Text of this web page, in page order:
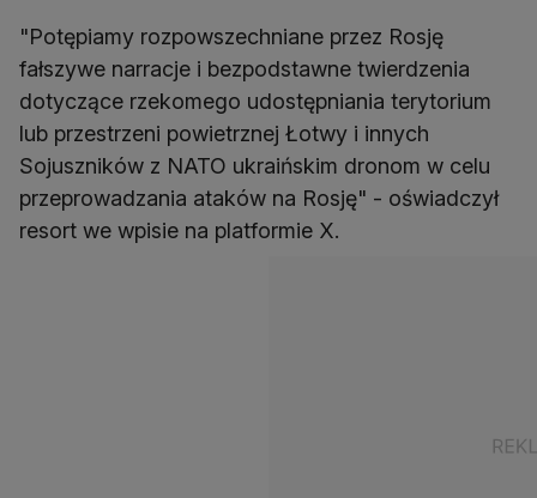
"Potępiamy rozpowszechniane przez Rosję
fałszywe narracje i bezpodstawne twierdzenia
dotyczące rzekomego udostępniania terytorium
lub przestrzeni powietrznej Łotwy i innych
Sojuszników z NATO ukraińskim dronom w celu
przeprowadzania ataków na Rosję" - oświadczył
resort we wpisie na platformie X.